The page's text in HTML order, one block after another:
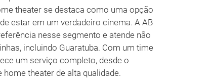
theater se destaca como uma opção
estar em um verdadeiro cinema. A AB
nesse segmento e atende não
incluindo Guaratuba. Com um time
um serviço completo, desde o
theater de alta qualidade.